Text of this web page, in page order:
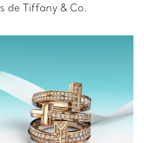
de Tiffany & Co.